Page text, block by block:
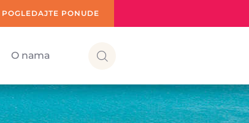
POGLEDAJTE PONUDE
O nama